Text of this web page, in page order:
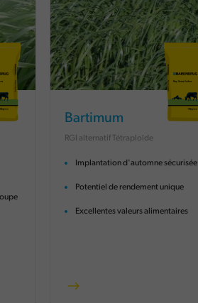
Bartimum
RGI alternatif Tétraploïde
Implantation d'automne sécurisée
Potentiel de rendement unique
Excellentes valeurs alimentaires